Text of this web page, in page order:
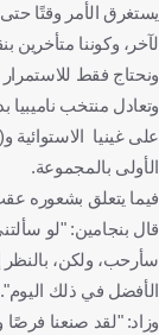
يستغرق الأمر وقتًا
لآخر، وكوننا
ونحتاج فقط
الأولى بالمجموعة.
فيما يتعلق بشعوره
قال بنجامين: "لو
سأرحب، ولكن، بالنظر
الأفضل في ذلك اليوم".
وزاد: "لقد صنعنا فرصًا